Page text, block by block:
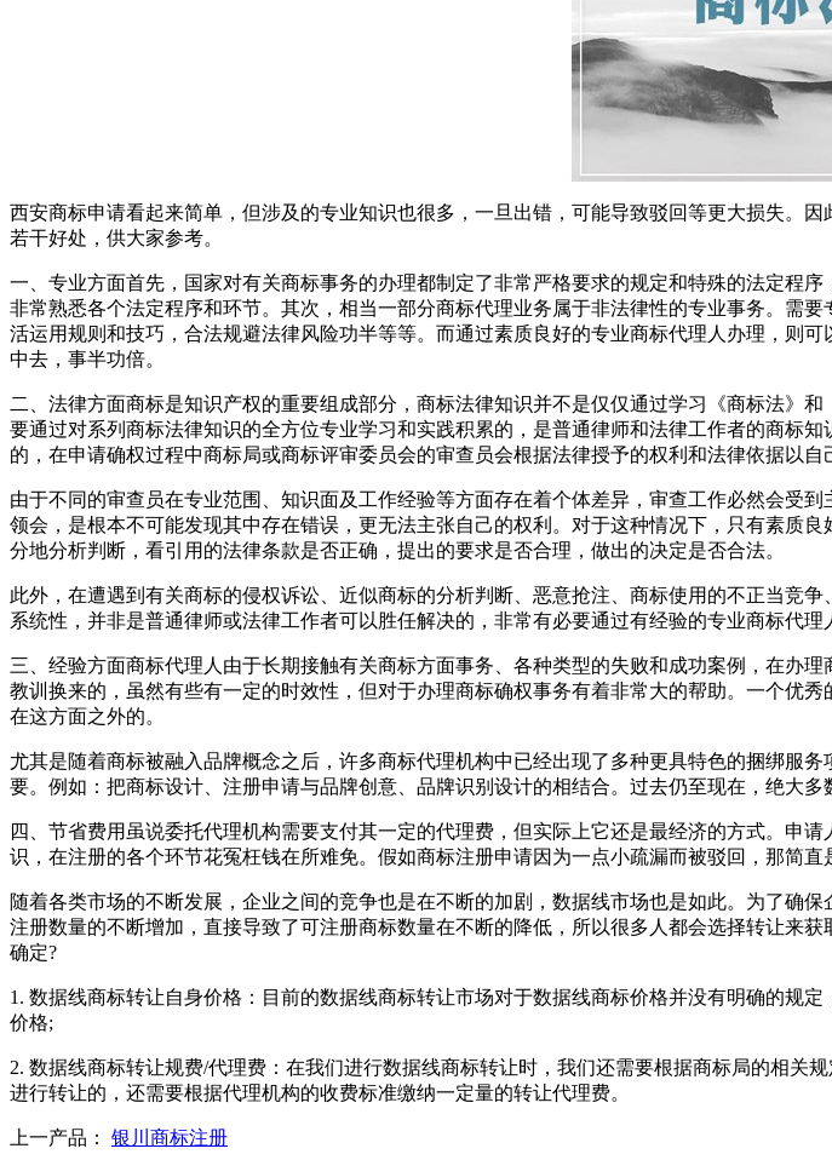
西安商标申请看起来简单，但涉及的专业知识也很多，一旦出错，可能导致驳回等更大损失。
若干好处，供大家参考。
一、专业方面首先，国家对有关商标事务的办理都制定了非常严格要求的规定和特殊的法定程
非常熟悉各个法定程序和环节。其次，相当一部分商标代理业务属于非法律性的专业事务。需
活运用规则和技巧，合法规避法律风险功半等等。而通过素质良好的专业商标代理人办理，则
中去，事半功倍。
二、法律方面商标是知识产权的重要组成部分，商标法律知识并不是仅仅通过学习《商标法》
要通过对系列商标法律知识的全方位专业学习和实践积累的，是普通律师和法律工作者的商标
的，在申请确权过程中商标局或商标评审委员会的审查员会根据法律授予的权利和法律依据以
由于不同的审查员在专业范围、知识面及工作经验等方面存在着个体差异，审查工作必然会受
领会，是根本不可能发现其中存在错误，更无法主张自己的权利。对于这种情况下，只有素质
分地分析判断，看引用的法律条款是否正确，提出的要求是否合理，做出的决定是否合法。
此外，在遭遇到有关商标的侵权诉讼、近似商标的分析判断、恶意抢注、商标使用的不正当竞
系统性，并非是普通律师或法律工作者可以胜任解决的，非常有必要通过有经验的专业商标代理
三、经验方面商标代理人由于长期接触有关商标方面事务、各种类型的失败和成功案例，在办
教训换来的，虽然有些有一定的时效性，但对于办理商标确权事务有着非常大的帮助。一个优
在这方面之外的。
尤其是随着商标被融入品牌概念之后，许多商标代理机构中已经出现了多种更具特色的捆绑服
要。例如：把商标设计、注册申请与品牌创意、品牌识别设计的相结合。过去仍至现在，绝大
四、节省费用虽说委托代理机构需要支付其一定的代理费，但实际上它还是最经济的方式。申
识，在注册的各个环节花冤枉钱在所难免。假如商标注册申请因为一点小疏漏而被驳回，那简直
随着各类市场的不断发展，企业之间的竞争也是在不断的加剧，数据线市场也是如此。为了确
注册数量的不断增加，直接导致了可注册商标数量在不断的降低，所以很多人都会选择转让来
确定?
1. 数据线商标转让自身价格：目前的数据线商标转让市场对于数据线商标价格并没有明确的规
价格;
2. 数据线商标转让规费/代理费：在我们进行数据线商标转让时，我们还需要根据商标局的相关
进行转让的，还需要根据代理机构的收费标准缴纳一定量的转让代理费。
上一产品： 银川商标注册